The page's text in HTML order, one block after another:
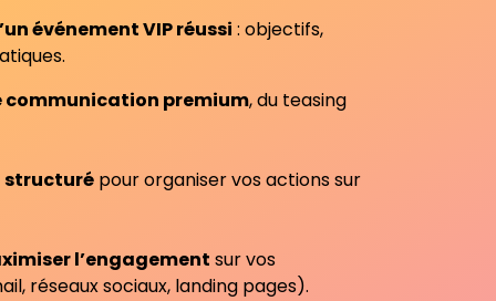
événement VIP réussi : objectifs,
communication premium, du teasing
structuré pour organiser vos actions sur
l’engagement sur vos
réseaux sociaux, landing pages).